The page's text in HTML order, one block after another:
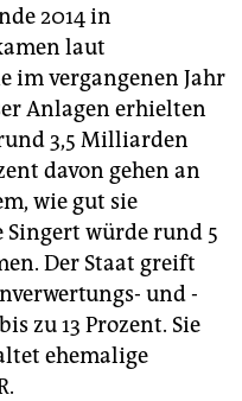
2014 in
laut
im vergangenen Jahr
Anlagen erhielten
3,5 Milliarden
davon gehen an
wie gut sie
würde rund 5
Der Staat greift
und -
zu 13 Prozent. Sie
ehemalige